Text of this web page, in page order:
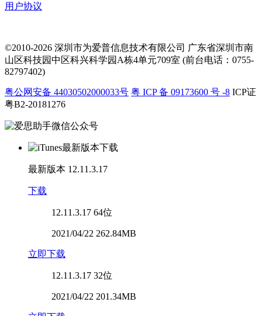
用户协议
©2010-2026 深圳市为爱普信息技术有限公司 广东省深圳市南
山区科技园中区科兴科学园A栋4单元709室 (前台电话：0755-
82797402)
粤公网安备 44030502000033号 粤 ICP 备 09173600 号 -8 ICP证
粤B2-20181276
最新版本 12.11.3.17
下载
12.11.3.17 64位
2021/04/22 262.84MB
立即下载
12.11.3.17 32位
2021/04/22 201.34MB